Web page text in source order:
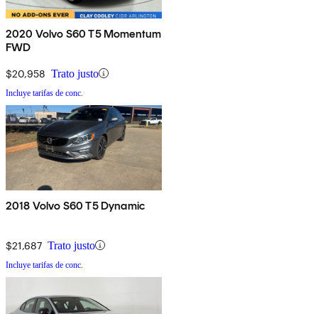
2020 Volvo S60 T5 Momentum
FWD
$20,958 Trato justo
Incluye tarifas de conc.
2018 Volvo S60 T5 Dynamic
$21,687 Trato justo
Incluye tarifas de conc.